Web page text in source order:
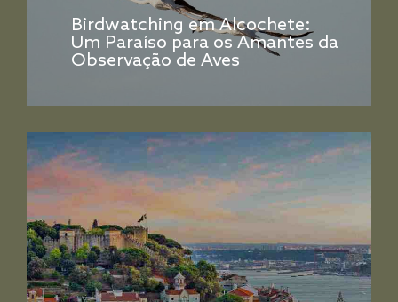
Birdwatching em Alcochete:
Um Paraíso para os Amantes da
Observação de Aves